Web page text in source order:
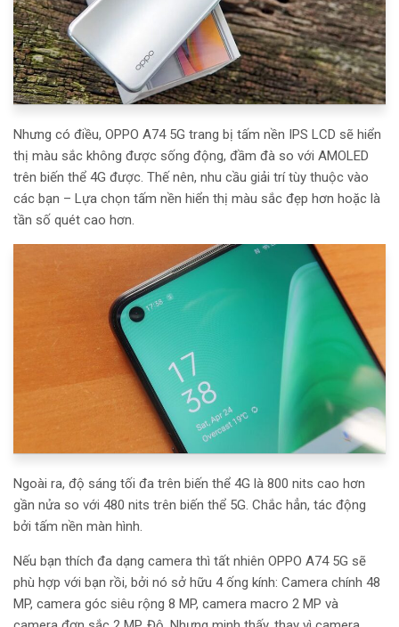
Nhưng có điều, OPPO A74 5G trang bị tấm nền IPS LCD sẽ hiển
thị màu sắc không được sống động, đầm đà so với AMOLED
trên biến thể 4G được. Thế nên, nhu cầu giải trí tùy thuộc vào
các bạn – Lựa chọn tấm nền hiển thị màu sắc đẹp hơn hoặc là
tần số quét cao hơn.
Ngoài ra, độ sáng tối đa trên biến thể 4G là 800 nits cao hơn
gần nửa so với 480 nits trên biến thể 5G. Chắc hẳn, tác động
bởi tấm nền màn hình.
Nếu bạn thích đa dạng camera thì tất nhiên OPPO A74 5G sẽ
phù hợp với bạn rồi, bởi nó sở hữu 4 ống kính: Camera chính 48
MP, camera góc siêu rộng 8 MP, camera macro 2 MP và